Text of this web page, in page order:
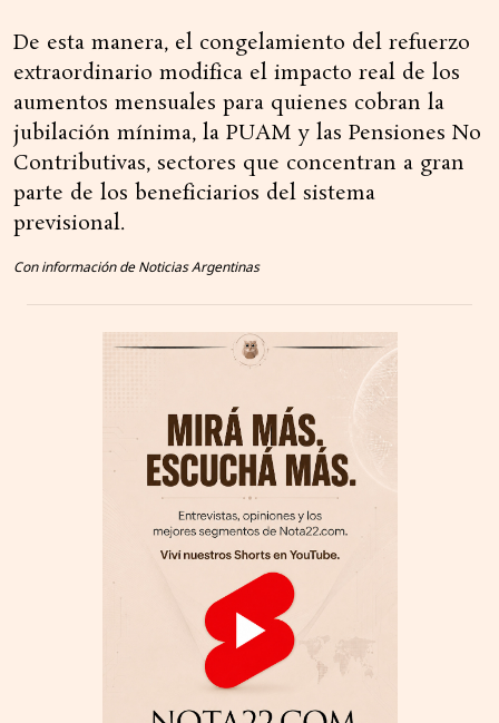
De esta manera, el congelamiento del refuerzo
extraordinario modifica el impacto real de los
aumentos mensuales para quienes cobran la
jubilación mínima, la PUAM y las Pensiones No
Contributivas, sectores que concentran a gran
parte de los beneficiarios del sistema
previsional.
Con información de Noticias Argentinas